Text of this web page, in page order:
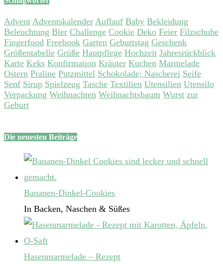
Advent Adventskalender Auflauf Baby Bekleidung
Beleuchtung Bier Challenge Cookie Deko Feier Filzschuhe
Fingerfood Freebook Garten Geburtstag Geschenk
Größentabelle Grüße Hautpflege Hochzeit Jahresrückblick
Karte Keks Konfirmation Kräuter Kuchen Marmelade
Ostern Praline Putzmittel Schokolade; Nascherei Seife
Senf Sirup Spielzeug Tasche Textilien Utensilien Utensilo
Verpackung Weihnachten Weihnachtsbaum Wurst zur
Geburt
Die neuesten Beiträge
Bananen-Dinkel-Cookies
In Backen, Naschen & Süßes
Hasenmarmelade – Rezept